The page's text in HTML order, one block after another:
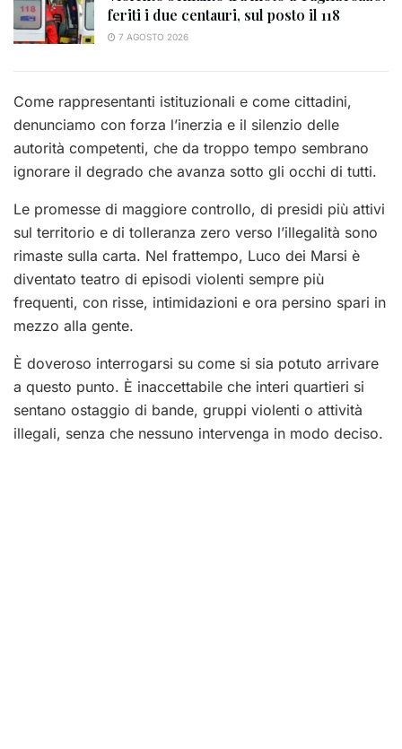
feriti i due centauri, sul posto il 118
7 AGOSTO 2026
Come rappresentanti istituzionali e come cittadini,
denunciamo con forza l’inerzia e il silenzio delle
autorità competenti, che da troppo tempo sembrano
ignorare il degrado che avanza sotto gli occhi di tutti.
Le promesse di maggiore controllo, di presidi più attivi
sul territorio e di tolleranza zero verso l’illegalità sono
rimaste sulla carta. Nel frattempo, Luco dei Marsi è
diventato teatro di episodi violenti sempre più
frequenti, con risse, intimidazioni e ora persino spari in
mezzo alla gente.
È doveroso interrogarsi su come si sia potuto arrivare
a questo punto. È inaccettabile che interi quartieri si
sentano ostaggio di bande, gruppi violenti o attività
illegali, senza che nessuno intervenga in modo deciso.